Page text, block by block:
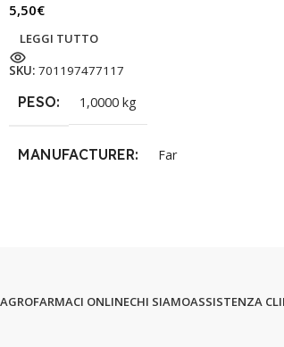
5,50€
LEGGI TUTTO
SKU: 701197477117
PESO 1,0000 kg
MANUFACTURER Far
AGROFARMACI ONLINECHI SIAMOASSISTENZA